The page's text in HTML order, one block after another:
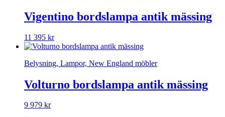
Vigentino bordslampa antik mässing
11 395 kr
Belysning, Lampor, New England möbler
Volturno bordslampa antik mässing
9 979 kr